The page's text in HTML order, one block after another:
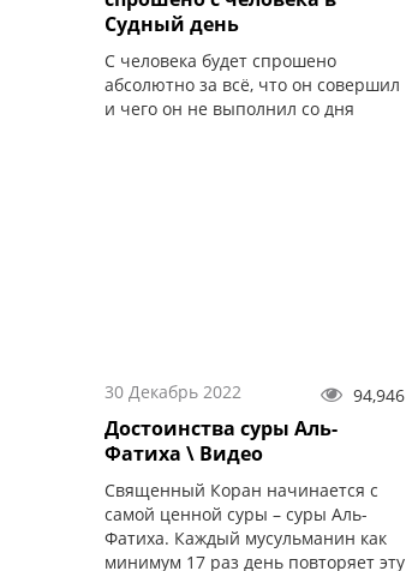
Судный день
С человека будет спрошено
абсолютно за всё, что он совершил
и чего он не выполнил со дня
30 Декабрь 2022 94,946
Достоинства суры Аль-
Фатиха \ Видео
Священный Коран начинается с
самой ценной суры – суры Аль-
Фатиха. Каждый мусульманин как
минимум 17 раз день повторяет эту